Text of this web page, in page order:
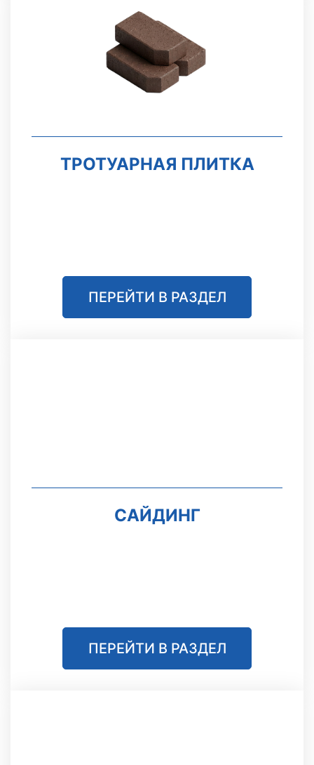
ТРОТУАРНАЯ ПЛИТКА
ПЕРЕЙТИ В РАЗДЕЛ
САЙДИНГ
ПЕРЕЙТИ В РАЗДЕЛ